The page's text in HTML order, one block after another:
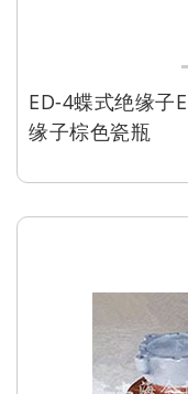
ED-4蝶式绝缘子
缘子棕色瓷瓶